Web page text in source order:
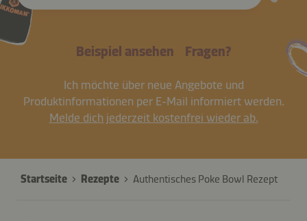
Beispiel ansehen Fragen?
Ich möchte über neue Angebote und
Produktinformationen per E-Mail informiert werden.
Melde dich jederzeit kostenfrei wieder ab.
Startseite Rezepte Authentisches Poke Bowl Rezept